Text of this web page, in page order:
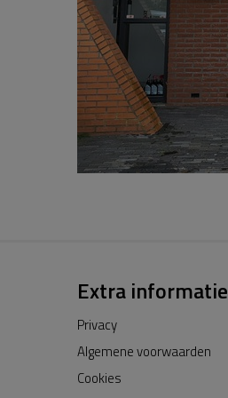
Extra informatie
Privacy
Algemene voorwaarden
Cookies